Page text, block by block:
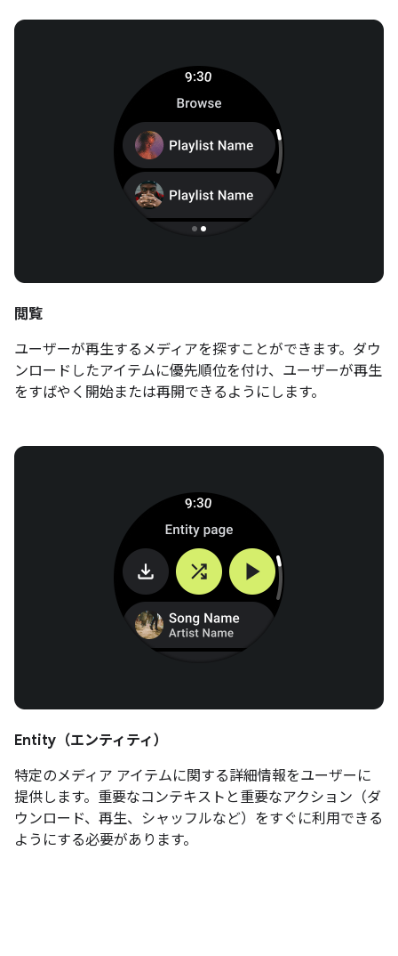
閲覧
ユーザーが再生するメディアを探すことができます。ダウ
ンロードしたアイテムに優先順位を付け、ユーザーが再生
をすばやく開始または再開できるようにします。
Entity（エンティティ）
特定のメディア アイテムに関する詳細情報をユーザーに
提供します。重要なコンテキストと重要なアクション（ダ
ウンロード、再生、シャッフルなど）をすぐに利用できる
ようにする必要があります。